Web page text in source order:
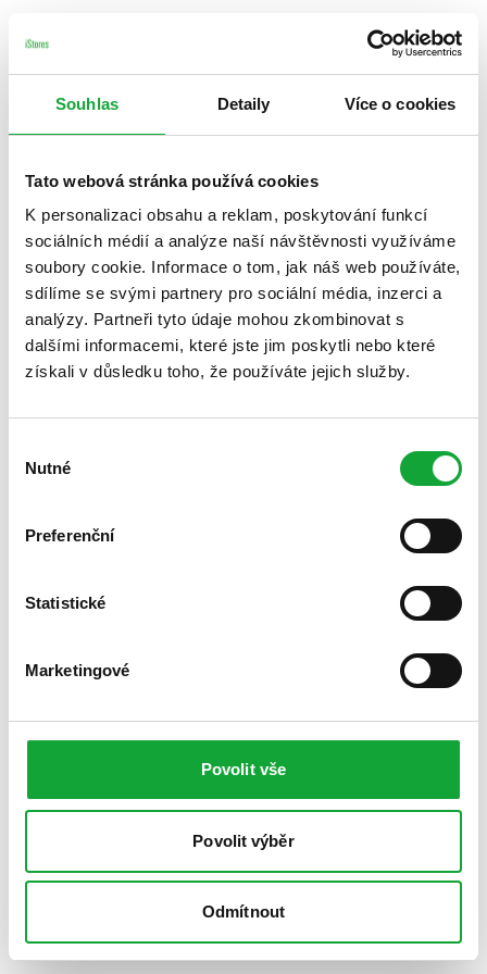
Souhlas Detaily Více o cookies
Tato webová stránka používá cookies
K personalizaci obsahu a reklam, poskytování funkcí
sociálních médií a analýze naší návštěvnosti využíváme
soubory cookie. Informace o tom, jak náš web používáte,
sdílíme se svými partnery pro sociální média, inzerci a
analýzy. Partneři tyto údaje mohou zkombinovat s
dalšími informacemi, které jste jim poskytli nebo které
získali v důsledku toho, že používáte jejich služby.
souhlasu
Nutné
Preferenční
Statistické
Marketingové
Povolit vše
Povolit výběr
Odmítnout